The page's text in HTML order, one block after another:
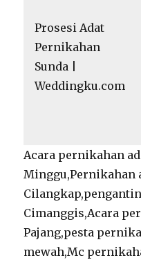
Prosesi Adat
Pernikahan
Sunda |
Weddingku.com
Acara pernikahan
Minggu,Pernikahan
Cimanggis,Acara
Pajang,pesta
mewah,Mc